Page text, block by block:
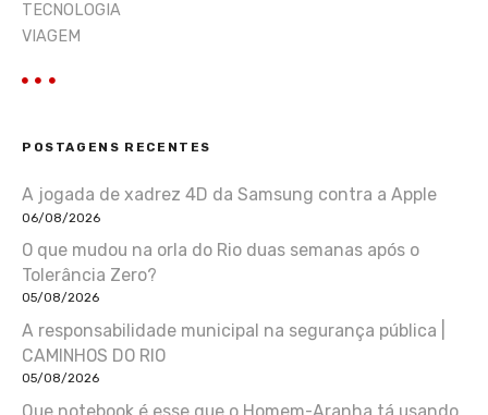
TECNOLOGIA
VIAGEM
POSTAGENS RECENTES
A jogada de xadrez 4D da Samsung contra a Apple
06/08/2026
O que mudou na orla do Rio duas semanas após o
Tolerância Zero?
05/08/2026
A responsabilidade municipal na segurança pública |
CAMINHOS DO RIO
05/08/2026